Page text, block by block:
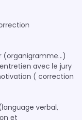
(organigramme...)
à l'épreuve d'entretien avec le jury
( correction
verbal,
et